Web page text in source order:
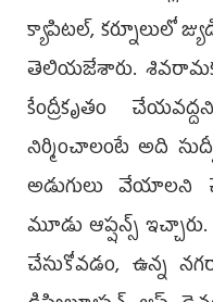
క్యాపిటల్, కర్నూలులో
తెలియజేశారు.
కేంద్రీకృతం
నిర్మించాలంటే అది
అడుగులు వేయాలని
మూడు ఆప్షన్స్‌
చేసుకోవడం, ఉన్న